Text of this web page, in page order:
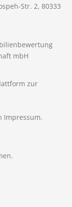
Str. 2, 80333
mbH
zur
Impressum.